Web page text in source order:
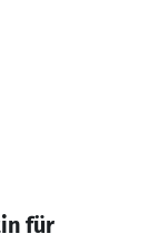
für